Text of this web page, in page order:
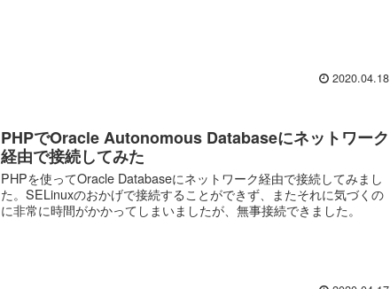
2020.04.18
PHPでOracle Autonomous Databaseにネットワーク
経由で接続してみた
PHPを使ってOracle Databaseにネットワーク経由で接続してみまし
た。SELinuxのおかげで接続することができず、またそれに気づくの
に非常に時間がかかってしまいましたが、無事接続できました。